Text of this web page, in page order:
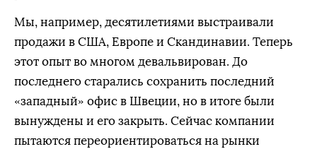
Мы, например, десятилетиями выстраивали
продажи в США, Европе и Скандинавии. Теперь
этот опыт во многом девальвирован. До
последнего старались сохранить последний
«западный» офис в Швеции, но в итоге были
вынуждены и его закрыть. Сейчас компании
пытаются переориентироваться на рынки